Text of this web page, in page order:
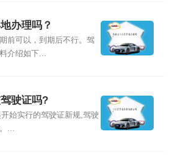
办理吗？
前可以，到期后不行。驾
介绍如下...
驶证吗?
始实行的驾驶证新规,驾驶
...